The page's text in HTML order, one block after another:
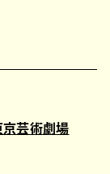
芸術劇場